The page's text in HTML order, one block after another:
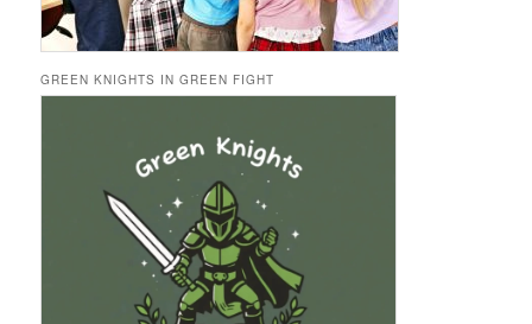
GREEN KNIGHTS IN GREEN FIGHT